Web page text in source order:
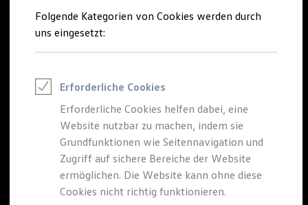
Jobs in Produktion und Logistik
Talentpool für Fach- und Führungsexpertinnen
Arbeiten bei VW
Was uns ausmacht
Wir bei Volkswagen
Onboarding und Einarbeitung
Unternehmensbereiche
Standorte
Verhaltensgrundsätze
Karriere Magazin
Talentpool
Deine Bewerbung
Onlinebewerbung: So geht's
Folgende Kategorien von Cookies werden durch
uns eingesetzt:
Erforderliche Cookies
Erforderliche Cookies helfen dabei, eine
Website nutzbar zu machen, indem sie
Grundfunktionen wie Seitennavigation und
Zugriff auf sichere Bereiche der Website
ermöglichen. Die Website kann ohne diese
Cookies nicht richtig funktionieren.